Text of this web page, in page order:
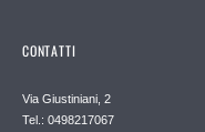
CONTATTI
Via Giustiniani, 2
Tel.: 0498217067